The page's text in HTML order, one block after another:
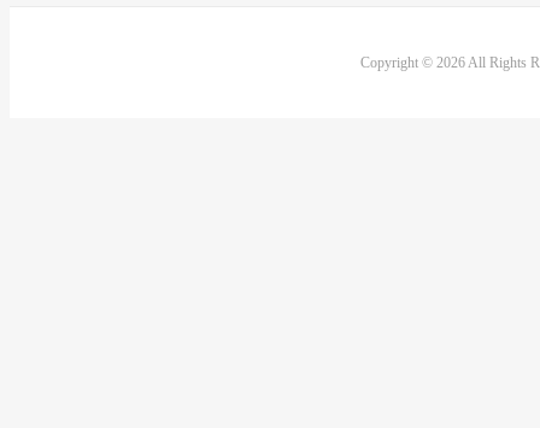
Copyright © 2026 All Rights